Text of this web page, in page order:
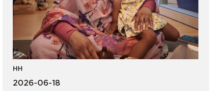
HH
2026-06-18